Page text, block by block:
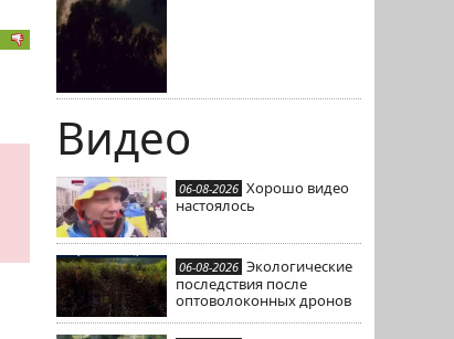
Видео
06-08-2026 Хорошо видео
настоялось
06-08-2026 Экологические
последствия после
оптоволоконных дронов